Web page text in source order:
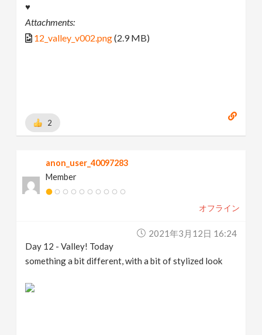
♥
Attachments:
12_valley_v002.png(2.9 MB)
2
anon_user_40097283
Member
オフライン
2021年3月12日 16:24
Day 12 - Valley! Today
something a bit different, with a bit of stylized look